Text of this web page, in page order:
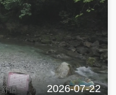
2026-07-22